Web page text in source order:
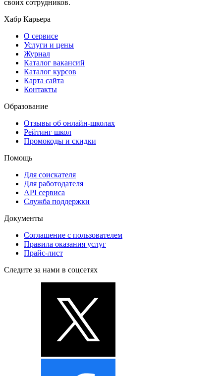
своих сотрудников.
Хабр Карьера
О сервисе
Услуги и цены
Журнал
Каталог вакансий
Каталог курсов
Карта сайта
Контакты
Образование
Отзывы об онлайн-школах
Рейтинг школ
Промокоды и скидки
Помощь
Для соискателя
Для работодателя
API сервиса
Служба поддержки
Документы
Соглашение с пользователем
Правила оказания услуг
Прайс-лист
Следите за нами в соцсетях